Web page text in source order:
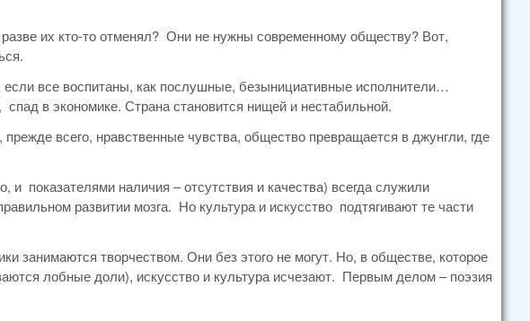
их кто-то отменял? Они не нужны современному обществу? Вот,
все воспитаны, как послушные, безынициативные исполнители…
в экономике. Страна становится нищей и нестабильной.
всего, нравственные чувства, общество превращается в джунгли, где
показателями наличия – отсутствия и качества) всегда служили
развитии мозга. Но культура и искусство подтягивают те части
занимаются творчеством. Они без этого не могут. Но, в обществе, которое
лобные доли), искусство и культура исчезают. Первым делом – поэзия